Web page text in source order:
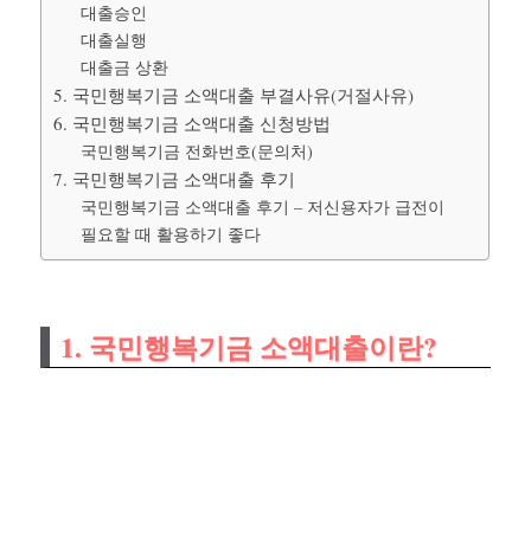
대출승인
대출실행
대출금 상환
5. 국민행복기금 소액대출 부결사유(거절사유)
6. 국민행복기금 소액대출 신청방법
국민행복기금 전화번호(문의처)
7. 국민행복기금 소액대출 후기
국민행복기금 소액대출 후기 – 저신용자가 급전이
필요할 때 활용하기 좋다
1. 국민행복기금 소액대출이란?